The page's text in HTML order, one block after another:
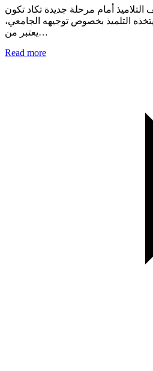
التلاميذ أمام مرحلة جديدة تكاد تكون
التلميذ بخصوص توجيهه الجامعي،
يعتبر من…
Read more